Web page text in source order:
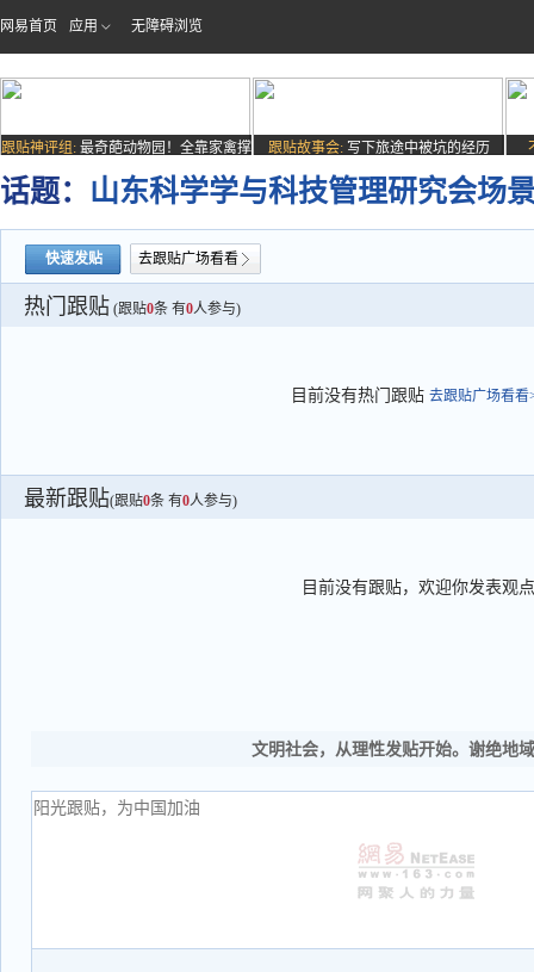
网易首页 应用 无障碍浏览
跟贴神评组: 最奇葩动物园！全靠家禽撑
场子
跟贴故事会: 写下旅途中被坑的经历
话题： 山东科学学与科技管理研究会场
快速发贴 去跟贴广场看看
热门跟贴 (跟贴0条 有0人参与)
目前没有热门跟贴 去跟贴广场看看
最新跟贴(跟贴0条 有0人参与)
目前没有跟贴，欢迎你发表观点
文明社会，从理性发贴开始。谢绝地